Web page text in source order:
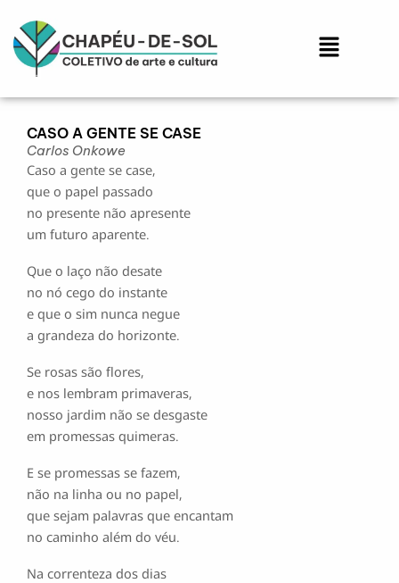
para
conteúdo
Menu
CASO A GENTE SE CASE
Carlos Onkowe
Caso a gente se case,
que o papel passado
no presente não apresente
um futuro aparente.
Que o laço não desate
no nó cego do instante
e que o sim nunca negue
a grandeza do horizonte.
Se rosas são flores,
e nos lembram primaveras,
nosso jardim não se desgaste
em promessas quimeras.
E se promessas se fazem,
não na linha ou no papel,
que sejam palavras que encantam
no caminho além do véu.
Na correnteza dos dias